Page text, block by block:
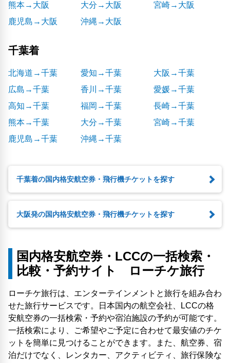
熊本→大阪
大分→大阪
宮崎→大阪
鹿児島→大阪
沖縄→大阪
千葉着
北海道→千葉 愛知→千葉
大阪→千葉
広島→千葉
香川→千葉
愛媛→千葉
高知→千葉
福岡→千葉
長崎→千葉
熊本→千葉
大分→千葉
宮崎→千葉
鹿児島→千葉
沖縄→千葉
千葉着の国内格安航空券・飛行機チケットを探す
大阪発の国内格安航空券・飛行機チケットを探す
国内格安航空券・LCCの一括検索・
比較・予約サイト ローチケ旅行
ローチケ旅行は、エンターテインメントと旅行を組み合わ
せた旅行サービスです。日本国内の航空会社、LCCの格
安航空券の一括検索・予約や宿泊施設の予約が可能です。
一括検索により、ご希望やご予定に合わせて最安値のチケ
ットを簡単に見つけることができます。また、航空券、宿
泊だけでなく、レンタカー、アクティビティ、旅行保険な